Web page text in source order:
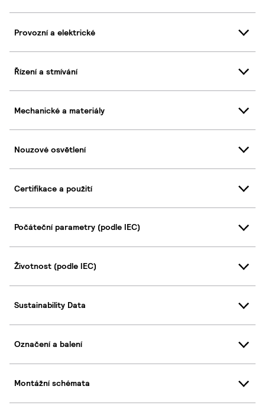
Provozní a elektrické
Řízení a stmívání
Mechanické a materiály
Nouzové osvětlení
Certifikace a použití
Počáteční parametry (podle IEC)
Životnost (podle IEC)
Sustainability Data
Označení a balení
Montážní schémata